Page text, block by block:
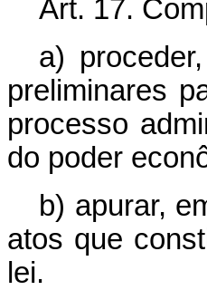
Art. 17.
a)
preliminares
processo
do poder
b) apurar,
atos que
lei.